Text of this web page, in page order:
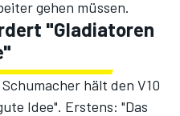
gehen müssen.
"Gladiatoren
hält den V10
Idee". Erstens: "Das